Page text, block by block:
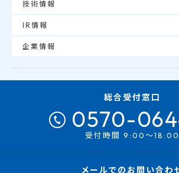
技術情報
IR情報
企業情報
総合受付窓口
0570-
受付時間 9:00～18:00
メールでのお問い合わ